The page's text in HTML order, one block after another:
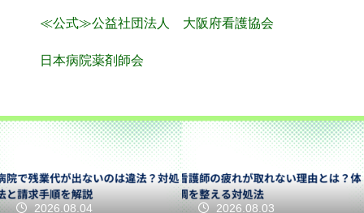
≪公式≫公益社団法人 大阪府看護協会
日本病院薬剤師会
2026.08.04 2026.08.03